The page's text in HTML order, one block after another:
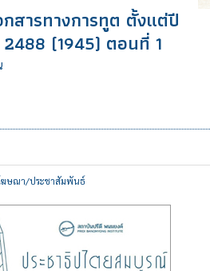
สารทางการทูต ตั้งแต่ปี
(1945) ตอนที่ 1
ษณา/ประชาสัมพันธ์